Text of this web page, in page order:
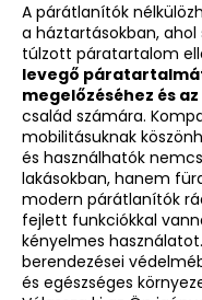
A párátlanítók
a háztartásokban,
túlzott páratartalom
levegő
megelőzéséhez és
család számára.
mobilitásuknak
és használhatók
lakásokban, hanem
modern párátlanítók
fejlett funkciókkal
kényelmes
berendezései
és egészséges